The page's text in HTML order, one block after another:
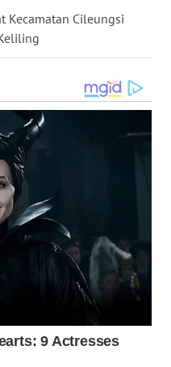
Kecamatan Cileungsi